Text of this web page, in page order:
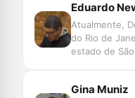
Eduardo
Atualmente,
do Rio de
estado de
nº 29.303/RJ
Gina Muniz